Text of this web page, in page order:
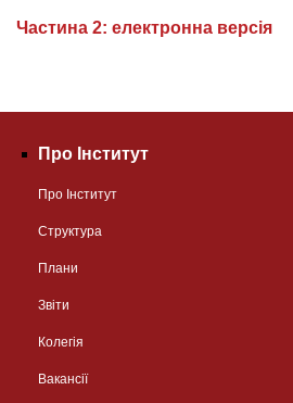
Частина 2: електронна версія
Про Інститут
Про Інститут
Структура
Плани
Звіти
Колегія
Вакансії